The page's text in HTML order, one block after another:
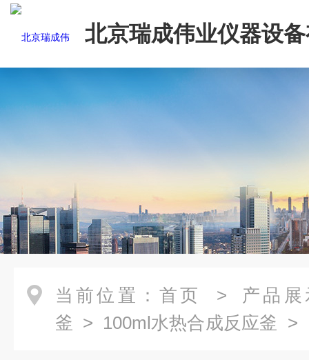
北京瑞成伟业仪器设
司
当前位置： 首页 > 产品展
釜 > 100ml水热合成反应釜 >